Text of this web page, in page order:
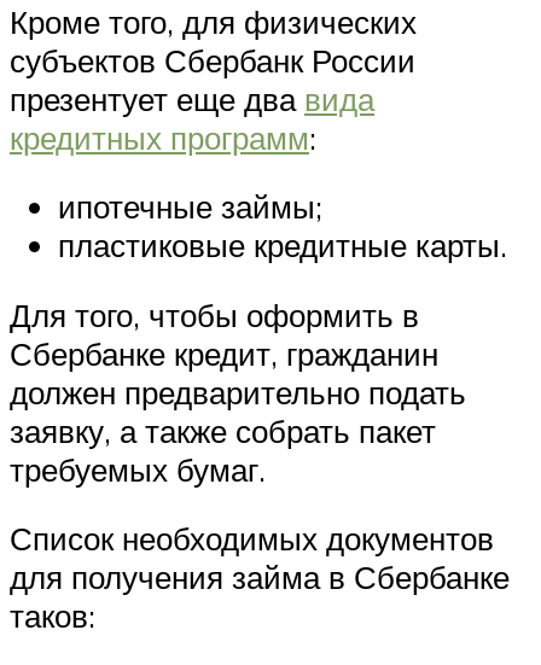
Кроме того, для физических
субъектов Сбербанк России
презентует еще два вида
кредитных программ:
ипотечные займы;
пластиковые кредитные карты.
Для того, чтобы оформить в
Сбербанке кредит, гражданин
должен предварительно подать
заявку, а также собрать пакет
требуемых бумаг.
Список необходимых документов
для получения займа в Сбербанке
таков: